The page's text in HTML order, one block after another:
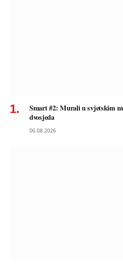
Smart #2: Murali u svjetskim
dvosjeda
06.08.2026